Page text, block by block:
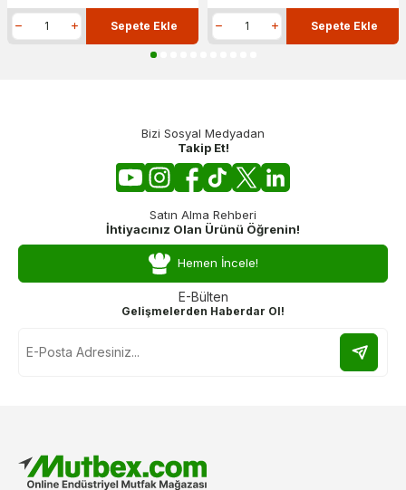
Sepete Ekle Sepete Ekle
Bizi Sosyal Medyadan
Takip Et!
Satın Alma Rehberi
İhtiyacınız Olan Ürünü Öğrenin!
Hemen İncele!
E-Bülten
Gelişmelerden Haberdar Ol!